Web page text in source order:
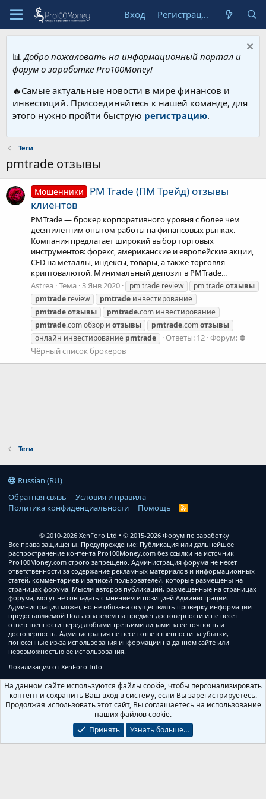
Вход Регистрация
📊 Добро пожаловать на информационный портал и
форум о заработке Pro100Money!
🔥Самые актуальные новости в мире финансов и
инвестиций. Присоединяйтесь к нашей команде, для
этого нужно пройти быструю регистрацию.
Теги
pmtrade отзывы
Мошенники
PM Trade (ПМ Трейд) отзывы
клиентов
PMTrade — брокер корпоративного уровня с более чем
десятилетним опытом работы на финансовых рынках.
Компания предлагает широкий выбор торговых
инструментов: форекс, американские и европейские акции,
CFD на металлы, индексы, товары, а также торговля
криптовалютой. Минимальный депозит в PMTrade...
Astrea Тема 3 Янв 2020 pm trade review pm tradeотзывы
pmtrade review pmtrade инвестирование
pmtradeотзывы pmtrade.com инвестирование
pmtrade.com обзор и отзывы pmtrade.comотзывы
онлайн инвестирование pmtrade Ответы: 12 Форум: ⛔
Чёрный список брокеров
Теги
Russian (RU)
Обратная связь
Условия и правила
Политика конфиденциальности
Помощь
R
© 2010-2026 XenForo Ltd
© 2015-2026 Форум по заработку
Все права защищены. Предупреждение: Публикация или дальнейшее
распространение контента Pro100Money.com без ссылки на источник
Pro100Money.com строго запрещено. Администрация форума не несет
ответственности за содержание рекламных материалов и информационных
статей, комментариев и записей пользователей, которые размещены на
страницах форума. Мысли авторов публикаций, размещенные на страницах
форума, могут не совпадать с мнением и позицией Администрации.
Администрация может, но не обязана осуществлять проверку информации
предоставляемой Пользователем на предмет достоверности и не несет
ответственности перед любыми третьими лицами за ее точность и
достоверность. Администрация не несет ответственности за убытки,
понесенные из-за использования информации на данном сайте или
невозможностью ее использования.
Локализация от XenForo.Info
На данном сайте используются файлы cookie, чтобы персонализировать
контент и сохранить Ваш вход в систему, если Вы зарегистрируетесь.
Продолжая использовать этот сайт, Вы соглашаетесь на использование
наших файлов cookie.
Принять
Узнать больше…